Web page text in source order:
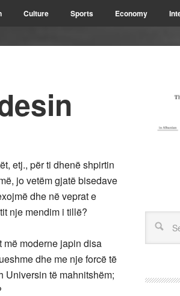
Culture Sports Economy
etj., për ti dhenë shpirtin
jo vetëm gjatë bisedave
dhe në veprat e
nje mendim i tillë?
më moderne japin disa
dhe me nje forcë të
Universin të mahnitshëm;